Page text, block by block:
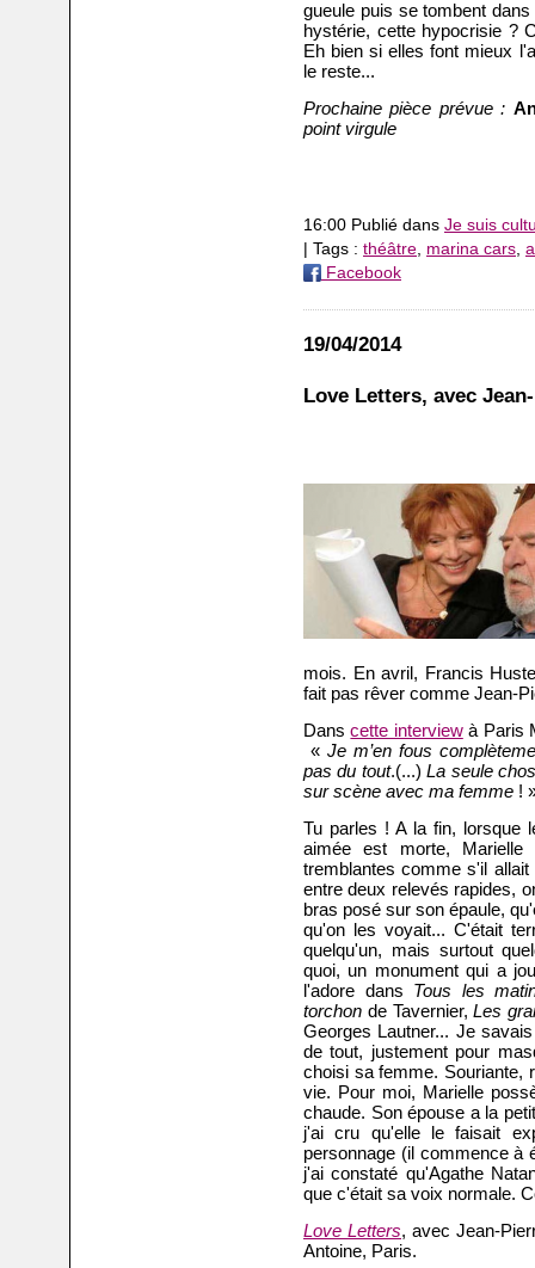
gueule puis se tombent
hystérie, cette hypocrisie ?
Eh bien si elles font mieux
le reste...
Prochaine pièce prévue :
point virgule
16:00 Publié dans Je suis
| Tags : théâtre, marina cars,
Facebook
19/04/2014
Love Letters, avec
mois. En avril, Francis
fait pas rêver comme Jean-
Danscette interviewà Paris
« Je m’en fous
pas du tout.(...)La seule
sur scène avec ma femme !
Tu parles ! A la fin, lorsque
aimée est morte,
tremblantes comme s'il
entre deux relevés rapides,
bras posé sur son épaule,
qu'on les voyait... C'était
quelqu'un, mais surtout
quoi, un monument qui a
l'adore dans Tous les
torchon de Tavernier,Les
Georges Lautner... Je
de tout, justement pour
choisi sa femme. Souriante,
vie. Pour moi, Marielle
chaude. Son épouse a la
j'ai cru qu'elle le faisait
personnage (il commence à
j'ai constaté qu'Agathe
que c'était sa voix normale.
Love Letters, avec Jean-
Antoine, Paris.